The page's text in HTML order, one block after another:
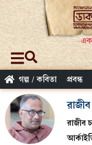
এক
গল্প / কবিতা প্রবন্ধ
রাজীব